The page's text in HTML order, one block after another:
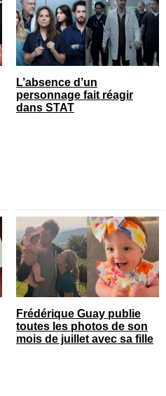
L’absence d’un
personnage fait réagir
dans STAT
Frédérique Guay publie
toutes les photos de son
mois de juillet avec sa fille